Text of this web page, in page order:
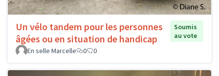
Un vélo tandem pour les personnes
âgées ou en situation de handicap
Soumis
au vote
En selle Marcelle
0 0